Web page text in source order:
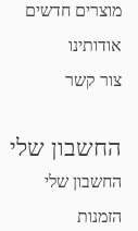
מוצרים חדשים
אודותינו
צור קשר
החשבון שלי
החשבון שלי
הזמנות